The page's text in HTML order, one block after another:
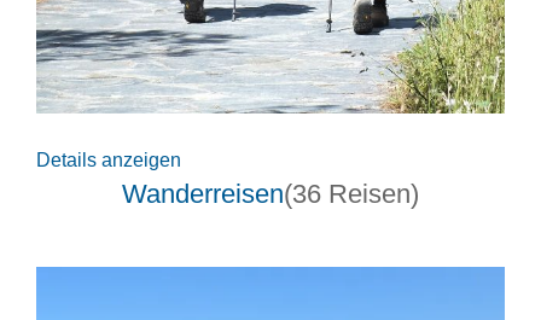
Details anzeigen
Wanderreisen(36 Reisen)